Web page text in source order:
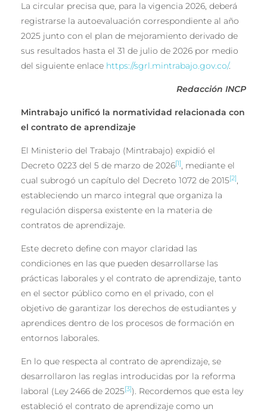
La circular precisa que, para la vigencia 2026, deberá
registrarse la autoevaluación correspondiente al año
2025 junto con el plan de mejoramiento derivado de
sus resultados hasta el 31 de julio de 2026 por medio
del siguiente enlace https://sgrl.mintrabajo.gov.co/.
Redacción INCP
Mintrabajo unificó la normatividad relacionada con
el contrato de aprendizaje
El Ministerio del Trabajo (Mintrabajo) expidió el
Decreto 0223 del 5 de marzo de 2026[1], mediante el
cual subrogó un capítulo del Decreto 1072 de 2015[2],
estableciendo un marco integral que organiza la
regulación dispersa existente en la materia de
contratos de aprendizaje.
Este decreto define con mayor claridad las
condiciones en las que pueden desarrollarse las
prácticas laborales y el contrato de aprendizaje, tanto
en el sector público como en el privado, con el
objetivo de garantizar los derechos de estudiantes y
aprendices dentro de los procesos de formación en
entornos laborales.
En lo que respecta al contrato de aprendizaje, se
desarrollaron las reglas introducidas por la reforma
laboral (Ley 2466 de 2025[3]). Recordemos que esta ley
estableció el contrato de aprendizaje como un